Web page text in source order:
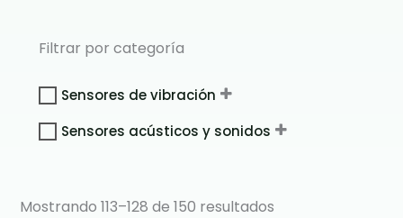
Filtrar por categoría
Sensores de vibración
Sensores acústicos y sonidos
Mostrando 113–128 de 150 resultados